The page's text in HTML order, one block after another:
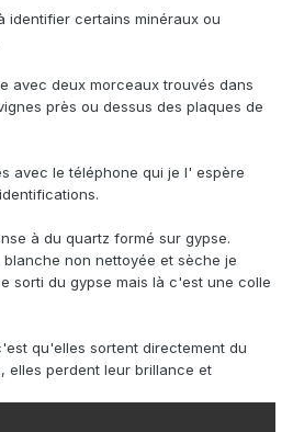
identifier certains minéraux ou
avec deux morceaux trouvés dans
près ou dessus des plaques de
avec le téléphone qui je l' espère
à du quartz formé sur gypse.
non nettoyée et sèche je
sorti du gypse mais là c'est une colle
qu'elles sortent directement du
elles perdent leur brillance et